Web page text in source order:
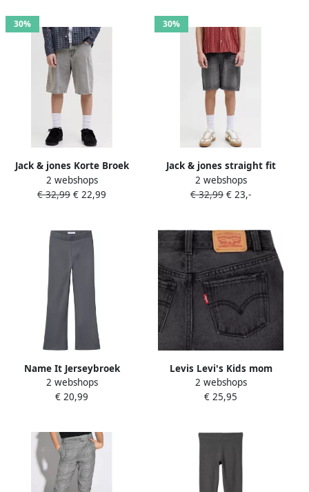
30%
Jack & jones Korte Broek
Jack & Jones JJIALEX
JJORIGINAL SHORTS SQ 732
2 webshops
€ 32,99 € 22,99
30%
Jack & jones straight fit
short met logopatch model
'Tony'
2 webshops
€ 32,99 € 23,-
Name It Jerseybroek
NKFFRIKKALI voor meisjes
met uitlopende pijpen en
2 webshops
€ 20,99
Levis Levi's Kids mom
denim short yonder w o
destruction Korte broek
2 webshops
€ 25,95